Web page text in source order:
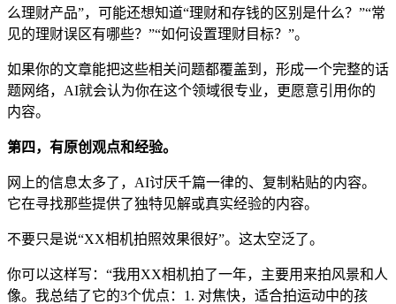
么理财产品”，可能还想知道“理财和存钱的区别是什么？”“常
见的理财误区有哪些？”“如何设置理财目标？”。
如果你的文章能把这些相关问题都覆盖到，形成一个完整的话
题网络，AI就会认为你在这个领域很专业，更愿意引用你的
内容。
第四，有原创观点和经验。
网上的信息太多了，AI讨厌千篇一律的、复制粘贴的内容。
它在寻找那些提供了独特见解或真实经验的内容。
不要只是说“XX相机拍照效果很好”。这太空泛了。
你可以这样写：“我用XX相机拍了一年，主要用来拍风景和人
像。我总结了它的3个优点：1. 对焦快，适合拍运动中的孩